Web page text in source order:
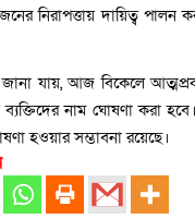
নিরাপত্তায় দায়িত্ব পালন
জানা যায়, আজ বিকেলে
নাম ঘোষণা করা
হওয়ার সম্ভাবনা রয়েছে।